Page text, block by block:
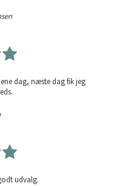
dag, næste dag fik jeg
udvalg.